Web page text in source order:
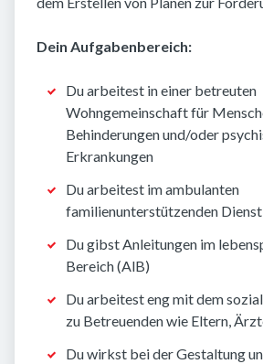
Dein Aufgabenbereich:
Du arbeitest in einer betreuten
Wohngemeinschaft für
Behinderungen und/oder
Erkrankungen
Du arbeitest im ambulanten
familienunterstützenden Dienst
Du gibst Anleitungen im
Bereich (AlB)
Du arbeitest eng mit dem
zu Betreuenden wie Eltern,
Du wirkst bei der Gestaltung